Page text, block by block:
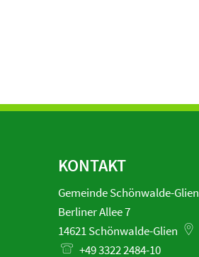
KONTAKT
Gemeinde Schönwalde-Glien
Berliner Allee 7
14621Schönwalde-Glien
+49 3322 2484-10